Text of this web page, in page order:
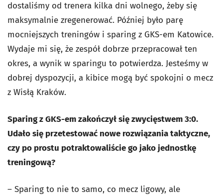
dostaliśmy od trenera kilka dni wolnego, żeby się
maksymalnie zregenerować. Później było parę
mocniejszych treningów i sparing z GKS-em Katowice.
Wydaje mi się, że zespół dobrze przepracował ten
okres, a wynik w sparingu to potwierdza. Jesteśmy w
dobrej dyspozycji, a kibice mogą być spokojni o mecz
z Wisłą Kraków.
Sparing z GKS-em zakończył się zwycięstwem 3:0.
Udało się przetestować nowe rozwiązania taktyczne,
czy po prostu potraktowaliście go jako jednostkę
treningową?
– Sparing to nie to samo, co mecz ligowy, ale